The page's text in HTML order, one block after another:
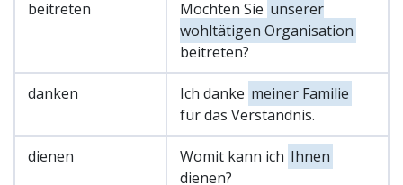
beitreten Möchten Sie unserer
wohltätigen Organisation
beitreten?
danken Ich danke meiner Familie
für das Verständnis.
dienen Womit kann ich Ihnen
dienen?